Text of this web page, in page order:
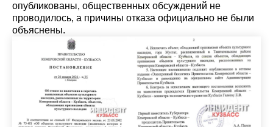
опубликованы, общественных обсуждений не
проводилось, а причины отказа официально не были
объяснены.